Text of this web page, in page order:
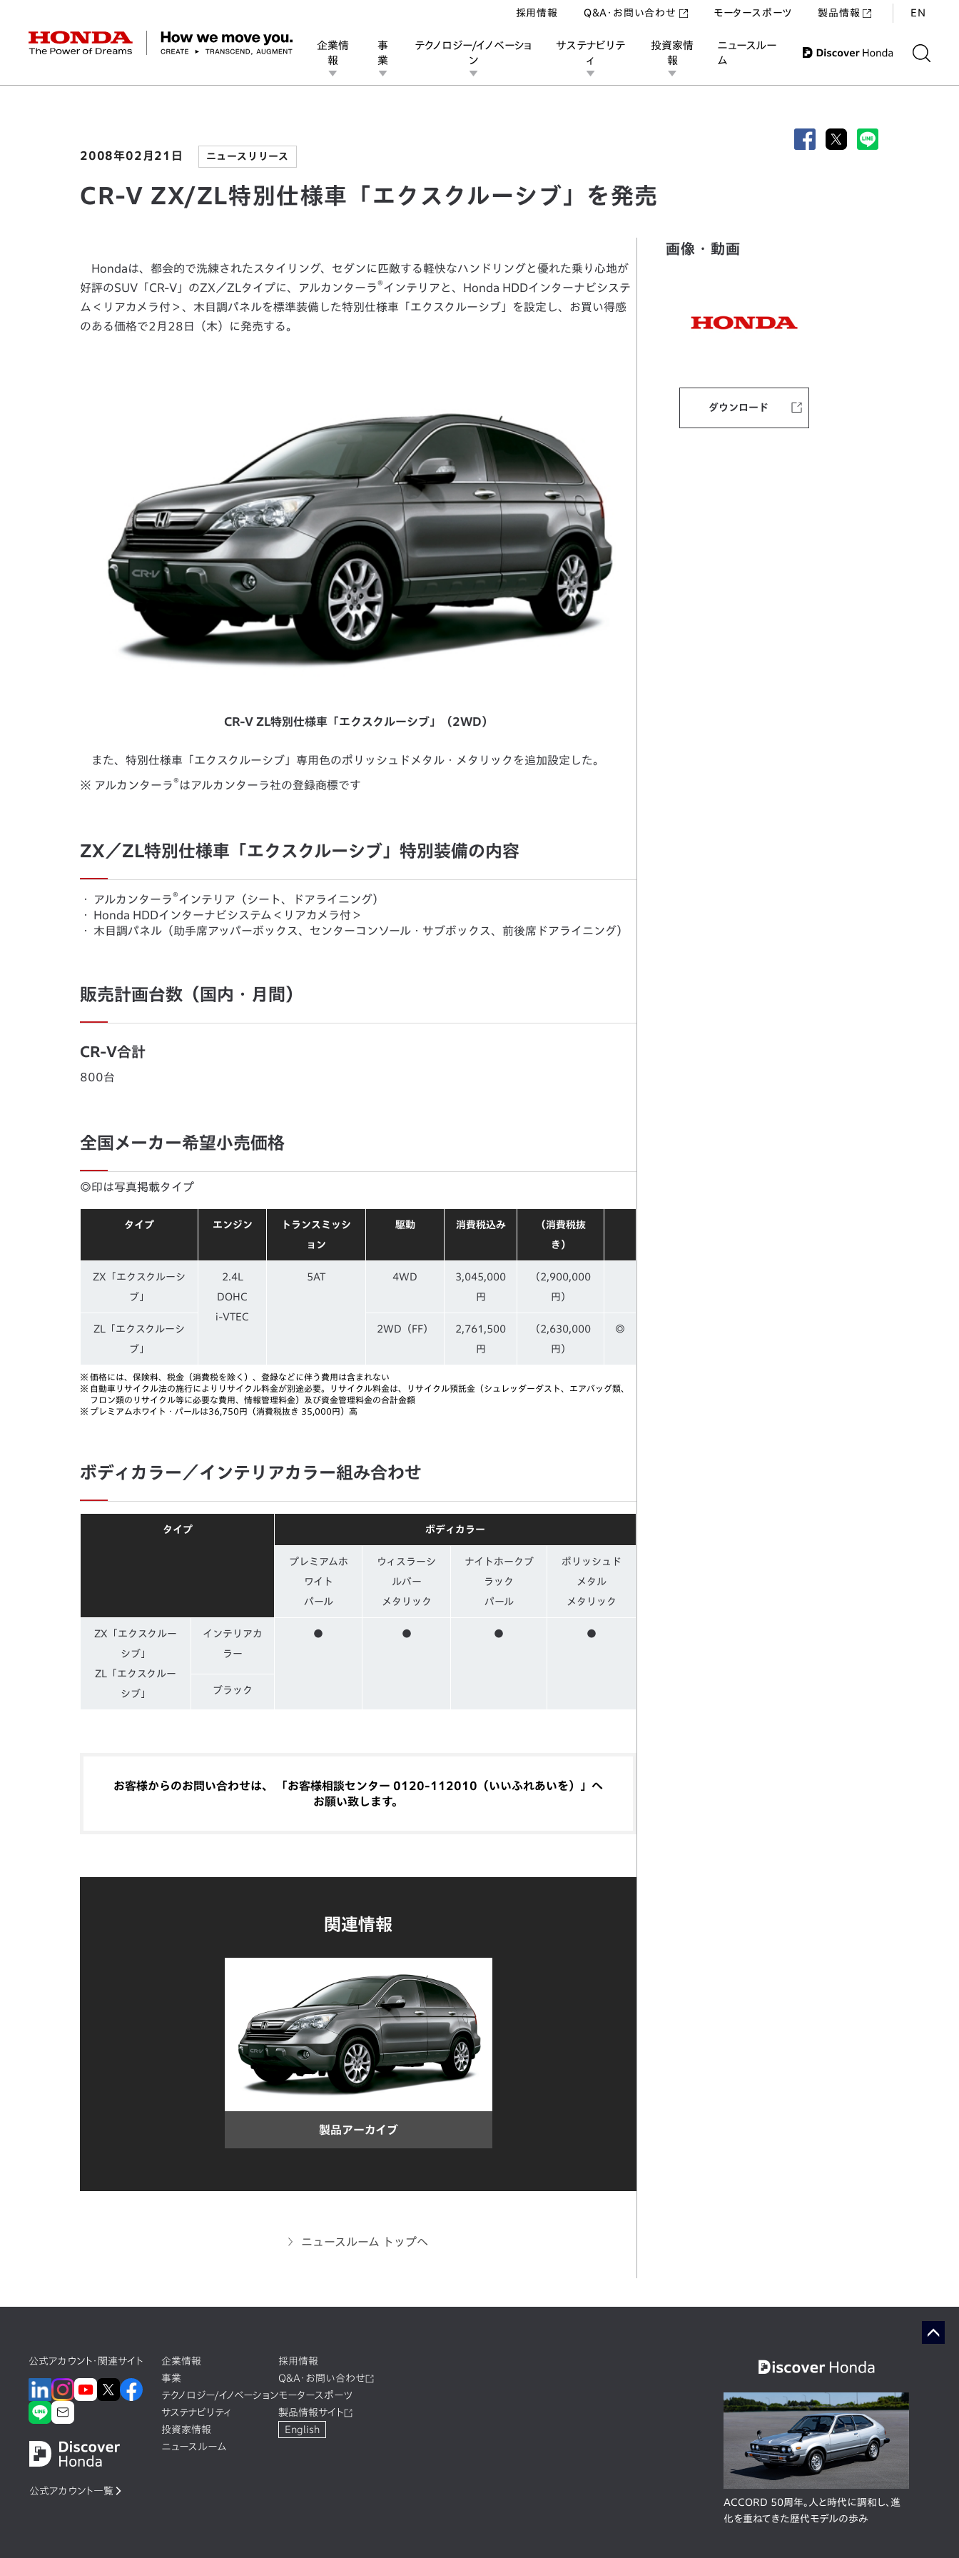
HONDA The Power of Dreams
企業情
報
社長メッセージ 経営方針 会社概要 ヒストリー
事
業
バイク パワープロダクツ マリン その他事業
テクノロジー/イノベーショ
ン
テクノロジー デザイン オープンイノベーション
サステナビリテ
ィ
ESGレポート Honda Report 環境 社会 ガバナンス
投資家情
報
IR資料室 財務・業績情報 株式・債券情報
ニュースルー
ム
ニュースルーム
Discover Honda
採用情報 Q&A・お問い合わせ モータースポーツ 製品情報 EN
CR-V ZX/ZL特別仕様車「エクスクルーシブ」を発売
2008年02月21日 ニュースリリース
CR-V ZX/ZL特別仕様車「エクスクルーシブ」を発売
Hondaは、都会的で洗練されたスタイリング、セダンに匹敵する軽快なハンドリングと優れた乗り心地が
好評のSUV「CR-V」のZX／ZLタイプに、アルカンターラ®インテリアと、Honda HDDインターナビシステ
ム＜リアカメラ付＞、木目調パネルを標準装備した特別仕様車「エクスクルーシブ」を設定し、お買い得感
のある価格で2月28日（木）に発売する。
CR-V ZL特別仕様車「エクスクルーシブ」（2WD）
また、特別仕様車「エクスクルーシブ」専用色のポリッシュドメタル・メタリックを追加設定した。
※ アルカンターラ® はアルカンターラ社の登録商標です
ZX／ZL特別仕様車「エクスクルーシブ」特別装備の内容
・ アルカンターラ®インテリア（シート、ドアライニング）
・
Honda HDDインターナビシステム＜リアカメラ付＞
・
木目調パネル（助手席アッパーボックス、センターコンソール・サブボックス、前後席ドアライニング）
販売計画台数（国内・月間）
CR-V合計
800台
全国メーカー希望小売価格
◎印は写真掲載タイプ
タイプ エンジン
トランスミッシ
ョン
駆動 消費税込み
（消費税抜
き）
ZX「エクスクルーシ
ブ」
2.4L
DOHC
i-VTEC
5AT 4WD
3,045,000
円
（2,900,000
円）
ZL「エクスクルーシ
ブ」
2WD（FF）
2,761,500
円
（2,630,000
円）
◎
※ 価格には、保険料、税金（消費税を除く）、登録などに伴う費用は含まれない
※ 自動車リサイクル法の施行によりリサイクル料金が別途必要。リサイクル料金は、リサイクル預託金（シュレッダーダスト、エアバッグ類、
フロン類のリサイクル等に必要な費用、情報管理料金）及び資金管理料金の合計金額
※ プレミアムホワイト・パールは36,750円（消費税抜き 35,000円）高
ボディカラー／インテリアカラー組み合わせ
タイプ ボディカラー
プレミアムホ
ワイト
パール
ウィスラーシ
ルバー
メタリック
ナイトホークブ
ラック
パール
ポリッシュド
メタル
メタリック
ZX「エクスクルー
シブ」
ZL「エクスクルー
シブ」
インテリアカ
ラー
● ● ● ●
ブラック
お客様からのお問い合わせは、 「お客様相談センター 0120-112010（いいふれあいを）」へ
お願い致します。
関連情報
製品アーカイブ
ニュースルーム トップへ
画像・動画
ダウンロード
公式アカウント・関連サイト
公式アカウント一覧
企業情報
事業
テクノロジー/イノベーション
サステナビリティ
投資家情報
ニュースルーム
採用情報
Q&A・お問い合わせ
モータースポーツ
製品情報サイト
English
ACCORD 50周年。人と時代に調和し、進
化を重ねてきた歴代モデルの歩み